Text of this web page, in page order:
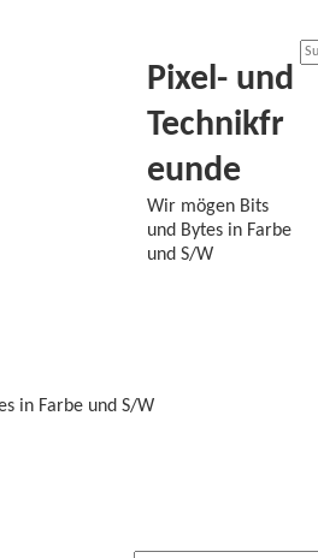
Pixel- und
Technikfr
eunde
Wir mögen Bits
und Bytes in Farbe
und S/W
in Farbe und S/W